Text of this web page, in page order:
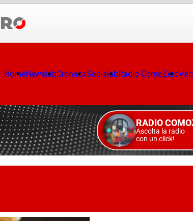
HomeNewslabCronacaSocialabRadio ComoZero
RADIO
Ascolta la radio
con un click!